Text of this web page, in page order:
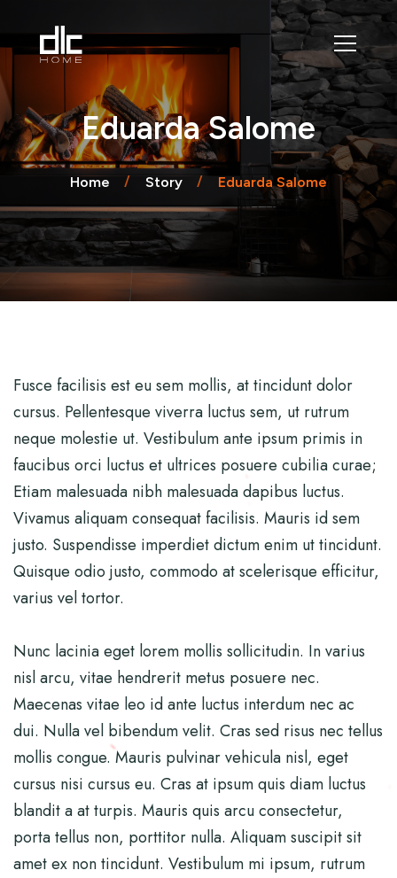
Eduarda Salome
Home Story Eduarda Salome
Fusce facilisis est eu sem mollis, at tincidunt dolor
cursus. Pellentesque viverra luctus sem, ut rutrum
neque molestie ut. Vestibulum ante ipsum primis in
faucibus orci luctus et ultrices posuere cubilia curae;
Etiam malesuada nibh malesuada dapibus luctus.
Vivamus aliquam consequat facilisis. Mauris id sem
justo. Suspendisse imperdiet dictum enim ut tincidunt.
Quisque odio justo, commodo at scelerisque efficitur,
varius vel tortor.
Nunc lacinia eget lorem mollis sollicitudin. In varius
nisl arcu, vitae hendrerit metus posuere nec.
Maecenas vitae leo id ante luctus interdum nec ac
dui. Nulla vel bibendum velit. Cras sed risus nec tellus
mollis congue. Mauris pulvinar vehicula nisl, eget
cursus nisi cursus eu. Cras at ipsum quis diam luctus
blandit a at turpis. Mauris quis arcu consectetur,
porta tellus non, porttitor nulla. Aliquam suscipit sit
amet ex non tincidunt. Vestibulum mi ipsum, rutrum